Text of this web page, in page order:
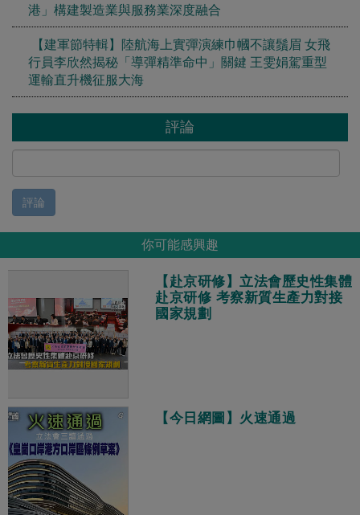
港」構建製造業與服務業深度融合
【建軍節特輯】陸航海上實彈演練巾幗不讓鬚眉 女飛
行員李欣然揭秘「導彈精準命中」關鍵 王雯娟駕重型
運輸直升機征服大海
評論
評論
你可能感興趣
【赴京研修】立法會歷史性集體
赴京研修 考察新質生產力對接
國家規劃
【今日網圖】火速通過